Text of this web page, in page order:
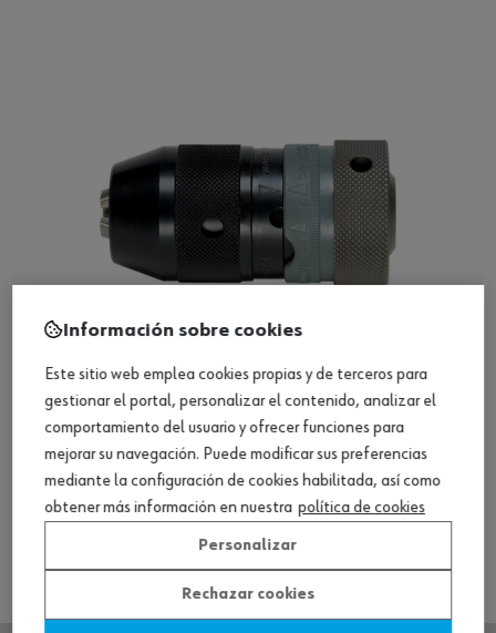
Portabrocas sin llave con pinza B16
Información sobre cookies
Este sitio web emplea cookies propias y de terceros para
gestionar el portal, personalizar el contenido, analizar el
comportamiento del usuario y ofrecer funciones para
mejorar su navegación. Puede modificar sus preferencias
mediante la configuración de cookies habilitada, así como
obtener más información en nuestra política de cookies
Personalizar
Rechazar cookies